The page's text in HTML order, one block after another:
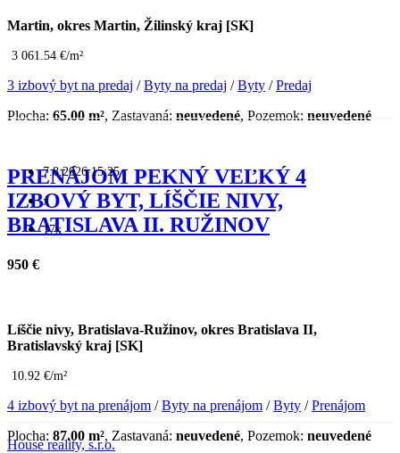
Martin, okres Martin, Žilinský kraj [SK]
3 061.54 €/m²
3 izbový byt na predaj /Byty na predaj /Byty /Predaj
Plocha: 65.00 m², Zastavaná: neuvedené, Pozemok: neuvedené
7.8.2026 15:25
x
17x
PRENÁJOM PEKNÝ VEĽKÝ 4
IZBOVÝ BYT, LÍŠČIE NIVY,
BRATISLAVA II. RUŽINOV
950 €
Líščie nivy, Bratislava-Ružinov, okres Bratislava II,
Bratislavský kraj [SK]
10.92 €/m²
4 izbový byt na prenájom /Byty na prenájom /Byty /Prenájom
Plocha: 87.00 m², Zastavaná: neuvedené, Pozemok: neuvedené
House reality, s.r.o.